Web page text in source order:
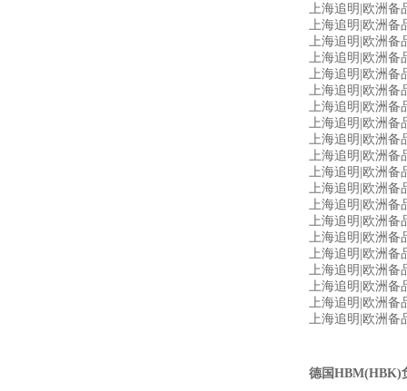
上海追明|欧洲备
上海追明|欧洲备
上海追明|欧洲备
上海追明|欧洲备
上海追明|欧洲备
上海追明|欧洲备
上海追明|欧洲备
上海追明|欧洲备
上海追明|欧洲备
上海追明|欧洲备
上海追明|欧洲备
上海追明|欧洲备
上海追明|欧洲备
上海追明|欧洲备
上海追明|欧洲备
上海追明|欧洲备
上海追明|欧洲备
上海追明|欧洲备
上海追明|欧洲备
上海追明|欧洲备
德国HBM(HBK)